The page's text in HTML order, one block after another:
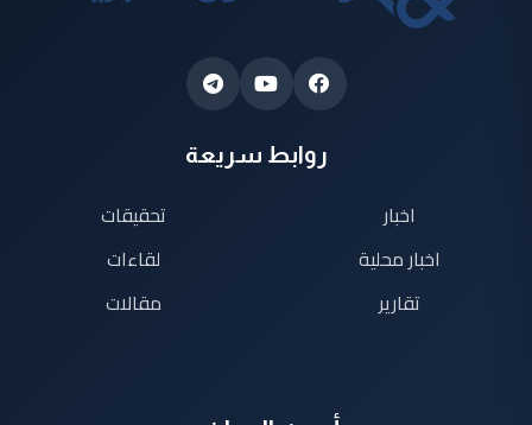
روابط سريعة
اخبار
اخبار محلية
تقارير
تحقيقات
لقاءات
مقالات